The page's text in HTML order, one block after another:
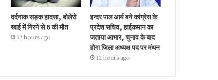
दर्दनाक सड़क हादसा, बोलेरो
खाई में गिरने से 6 की मौत
12 hours ago
इन्दर पाल आर्य बने कांग्रेस के
प्रदेश सचिव, हाईकमान का
जताया आभार, चुनाव के बाद
होगा जिला अध्यक्ष पद पर मंथन
12 hours ago